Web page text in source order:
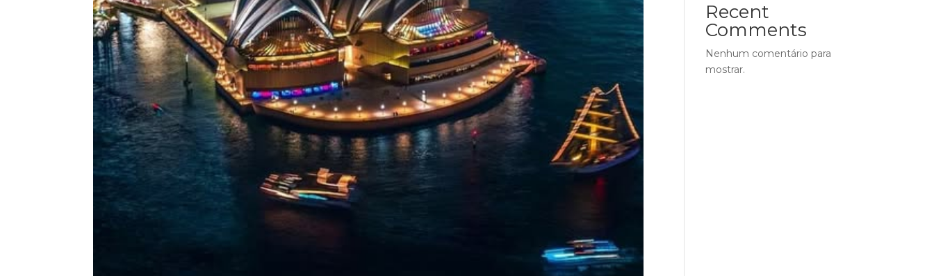
Recent
Comments
Nenhum comentário para
mostrar.